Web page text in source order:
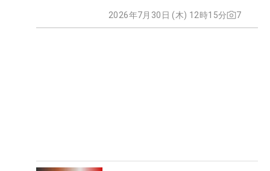
2026年7月30日 (木) 12時15分 7